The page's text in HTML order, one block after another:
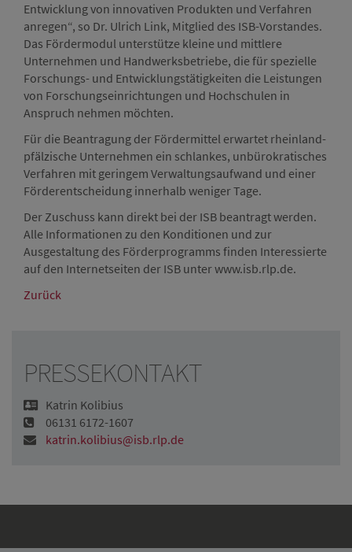
Entwicklung von innovativen Produkten und Verfahren
anregen“, so Dr. Ulrich Link, Mitglied des ISB-Vorstandes.
Das Fördermodul unterstütze kleine und mittlere
Unternehmen und Handwerksbetriebe, die für spezielle
Forschungs- und Entwicklungstätigkeiten die Leistungen
von Forschungseinrichtungen und Hochschulen in
Anspruch nehmen möchten.
Für die Beantragung der Fördermittel erwartet rheinland-
pfälzische Unternehmen ein schlankes, unbürokratisches
Verfahren mit geringem Verwaltungsaufwand und einer
Förderentscheidung innerhalb weniger Tage.
Der Zuschuss kann direkt bei der ISB beantragt werden.
Alle Informationen zu den Konditionen und zur
Ausgestaltung des Förderprogramms finden Interessierte
auf den Internetseiten der ISB unter www.isb.rlp.de.
Zurück
PRESSEKONTAKT
Katrin Kolibius
06131 6172-1607
katrin.kolibius@isb.rlp.de